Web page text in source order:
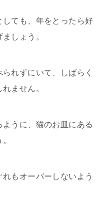
ても、年をとったら好
しょう。
れずにいて、しばらく
ません。
うに、猫のお皿にある
もオーバーしないよう